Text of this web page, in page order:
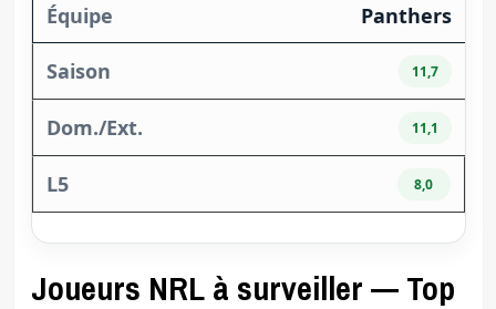
Panthers
11,7
11,1
8,0
Joueurs NRL à surveiller — Top